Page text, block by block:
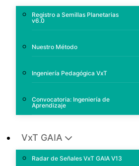
Registro a Semillas Planetarias
v6.0
Nuestro Método
Ingeniería Pedagógica VxT
Convocatoria: Ingeniería de
Aprendizaje
VxT GAIA
Radar de Señales VxT GAIA V13